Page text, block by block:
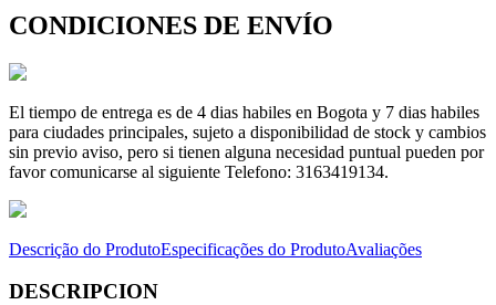
CONDICIONES DE ENVÍO
El tiempo de entrega es de 4 dias habiles en Bogota y 7 dias habiles
para ciudades principales, sujeto a disponibilidad de stock y cambios
sin previo aviso, pero si tienen alguna necesidad puntual pueden por
favor comunicarse al siguiente Telefono: 3163419134.
Descrição do ProdutoEspecificações do ProdutoAvaliações
DESCRIPCION